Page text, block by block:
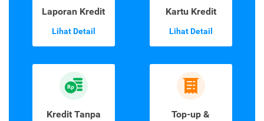
Laporan Kredit
Lihat Detail
Kartu Kredit
Lihat Detail
Kredit Tanpa
Top-up &